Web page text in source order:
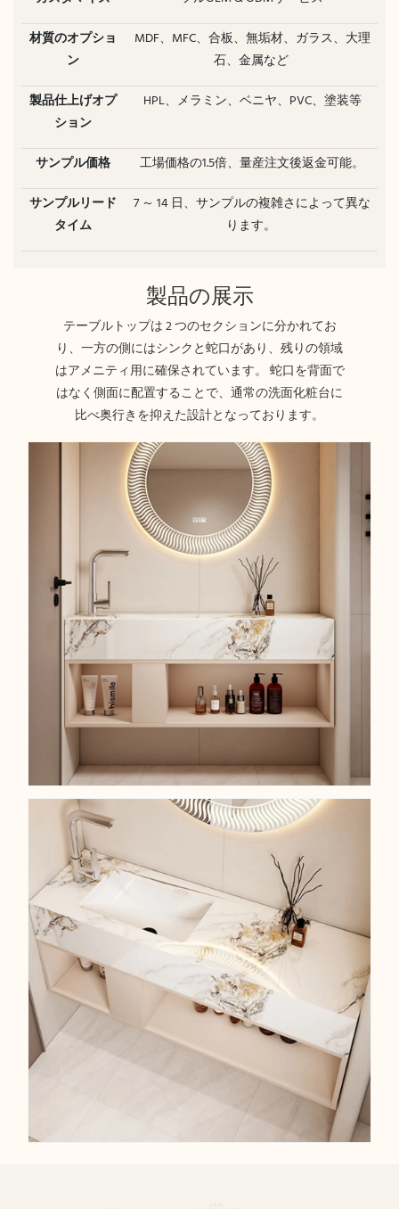
材質のオプショ
ン
MDF、MFC、合板、無垢材、ガラス、大理
石、金属など
製品仕上げオプ
ション
HPL、メラミン、ベニヤ、PVC、塗装等
サンプル価格
工場価格の1.5倍、量産注文後返金可能。
サンプルリード
タイム
7 ～ 14 日、サンプルの複雑さによって異な
ります。
製品の展示
テーブルトップは 2 つのセクションに分かれてお
り、一方の側にはシンクと蛇口があり、残りの領域
はアメニティ用に確保されています。 蛇口を背面で
はなく側面に配置することで、通常の洗面化粧台に
比べ奥行きを抑えた設計となっております。